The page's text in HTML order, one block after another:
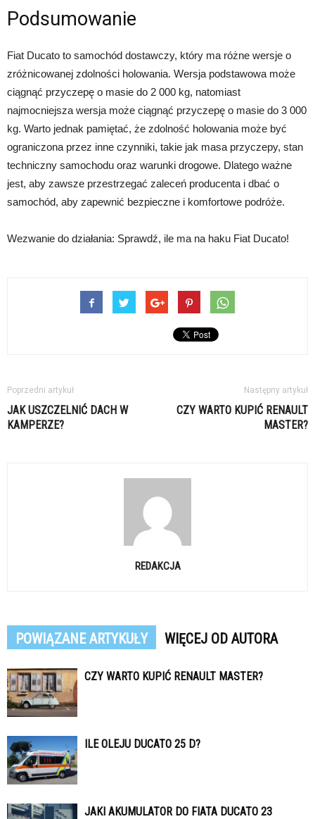
Podsumowanie
Fiat Ducato to samochód dostawczy, który ma różne wersje o
zróżnicowanej zdolności holowania. Wersja podstawowa może
ciągnąć przyczepę o masie do 2 000 kg, natomiast
najmocniejsza wersja może ciągnąć przyczepę o masie do 3 000
kg. Warto jednak pamiętać, że zdolność holowania może być
ograniczona przez inne czynniki, takie jak masa przyczepy, stan
techniczny samochodu oraz warunki drogowe. Dlatego ważne
jest, aby zawsze przestrzegać zaleceń producenta i dbać o
samochód, aby zapewnić bezpieczne i komfortowe podróże.
Wezwanie do działania: Sprawdź, ile ma na haku Fiat Ducato!
Poprzedni artykuł
JAK USZCZELNIĆ DACH W
KAMPERZE?
Następny artykuł
CZY WARTO KUPIĆ RENAULT
MASTER?
REDAKCJA
POWIĄZANE ARTYKUŁY WIĘCEJ OD AUTORA
CZY WARTO KUPIĆ RENAULT MASTER?
ILE OLEJU DUCATO 25 D?
JAKI AKUMULATOR DO FIATA DUCATO 23